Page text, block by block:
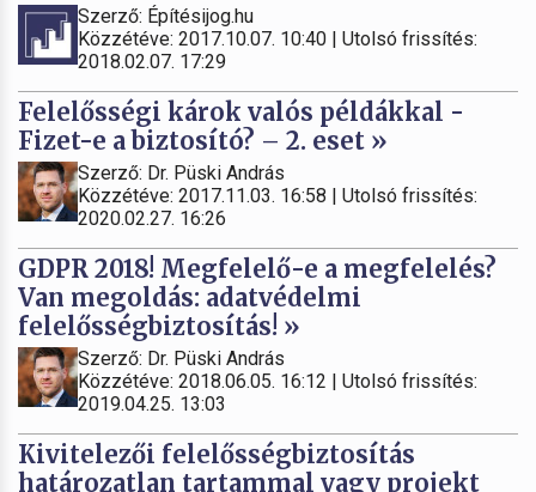
Szerző: Építésijog.hu
Közzétéve: 2017.10.07. 10:40 | Utolsó frissítés:
2018.02.07. 17:29
Felelősségi károk valós példákkal -
Fizet-e a biztosító? – 2. eset »
Szerző: Dr. Püski András
Közzétéve: 2017.11.03. 16:58 | Utolsó frissítés:
2020.02.27. 16:26
GDPR 2018! Megfelelő-e a megfelelés?
Van megoldás: adatvédelmi
felelősségbiztosítás! »
Szerző: Dr. Püski András
Közzétéve: 2018.06.05. 16:12 | Utolsó frissítés:
2019.04.25. 13:03
Kivitelezői felelősségbiztosítás
határozatlan tartammal vagy projekt